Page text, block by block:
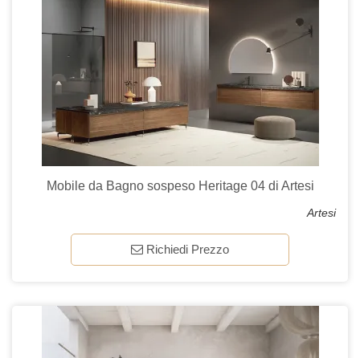
Mobile da Bagno sospeso Heritage 04 di Artesi
Artesi
Richiedi Prezzo